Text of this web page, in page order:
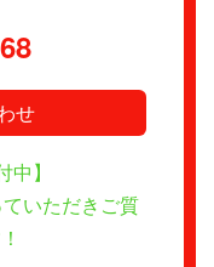
せ
中】
いただきご質